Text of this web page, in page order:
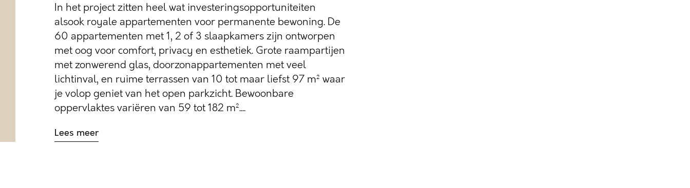
In het project zitten heel wat investeringsopportuniteiten
alsook royale appartementen voor permanente bewoning. De
60 appartementen met 1, 2 of 3 slaapkamers zijn ontworpen
met oog voor comfort, privacy en esthetiek. Grote raampartijen
met zonwerend glas, doorzonappartementen met veel
lichtinval, en ruime terrassen van 10 tot maar liefst 97 m² waar
je volop geniet van het open parkzicht. Bewoonbare
oppervlaktes variëren van 59 tot 182 m²....
Lees meer